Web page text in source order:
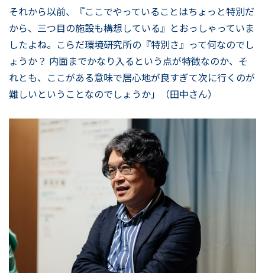
それから以前、『ここでやっていることはちょっと特別だ
から、三つ目の施設も構想している』とおっしゃっていま
したよね。こらだ環境研究所の『特別さ』って何なのでし
ょうか？ 内面までかなり入るという点が特徴なのか、そ
れとも、ここがある意味で居心地が良すぎて次に行くのが
難しいということなのでしょうか」（田中さん）